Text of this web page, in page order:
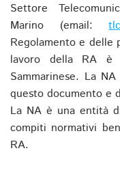
Settore
Marino (email:
Regolamento e delle
lavoro della RA è
Sammarinese. La
questo documento e
La NA è una entità
compiti normativi
RA.